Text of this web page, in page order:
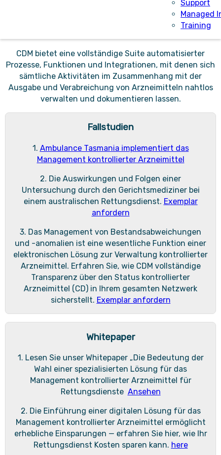
Support
Managed
Training
End-Management kontrollierter Arzneimittel,
Vorfallmanagement, Eskalation von Problemen sowie
CDM bietet eine vollständige Suite automatisierter
Prozesse, Funktionen und Integrationen, mit denen sich
sämtliche Aktivitäten im Zusammenhang mit der
Ausgabe und Verabreichung von Arzneimitteln nahtlos
verwalten und dokumentieren lassen.
Fallstudien
1. Ambulance Tasmania implementiert das
Management kontrollierter Arzneimittel
2. Die Auswirkungen und Folgen einer
Untersuchung durch den Gerichtsmediziner bei
einem australischen Rettungsdienst. Exemplar
anfordern
3. Das Management von Bestandsabweichungen
und -anomalien ist eine wesentliche Funktion einer
elektronischen Lösung zur Verwaltung kontrollierter
Arzneimittel. Erfahren Sie, wie CDM vollständige
Transparenz über den Status kontrollierter
Arzneimittel (CD) in Ihrem gesamten Netzwerk
sicherstellt. Exemplar anfordern
Whitepaper
1. Lesen Sie unser Whitepaper „Die Bedeutung der
Wahl einer spezialisierten Lösung für das
Management kontrollierter Arzneimittel für
Rettungsdienste Ansehen
2. Die Einführung einer digitalen Lösung für das
Management kontrollierter Arzneimittel ermöglicht
erhebliche Einsparungen — erfahren Sie hier, wie Ihr
Rettungsdienst Kosten sparen kann. here